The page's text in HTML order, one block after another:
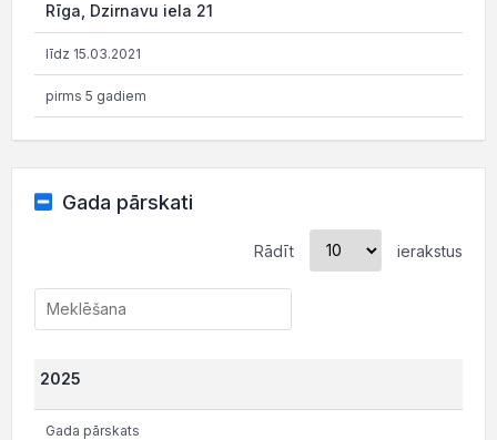
Rīga, Dzirnavu iela 21
līdz 15.03.2021
pirms 5 gadiem
Gada pārskati
Rādīt ierakstus
2025
Gada pārskats